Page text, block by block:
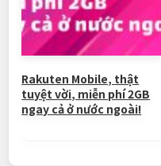
Rakuten Mobile, thật
tuyệt vời, miễn phí 2GB
ngay cả ở nước ngoài!